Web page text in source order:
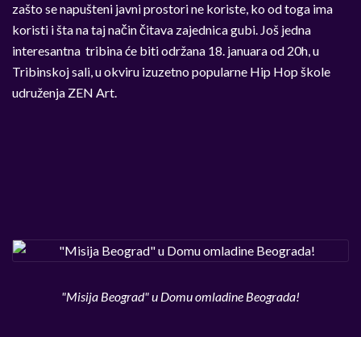
zašto se napušteni javni prostori ne koriste, ko od toga ima
koristi i šta na taj način čitava zajednica gubi. Još jedna
interesantna tribina će biti održana 18. januara od 20h, u
Tribinskoj sali, u okviru izuzetno popularne Hip Hop škole
udruženja ZEN Art.
"Misija Beograd" u Domu omladine Beograda!